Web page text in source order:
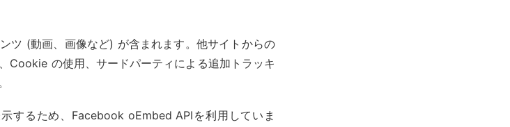
ツ (動画、画像など) が含まれます。他サイトからの
Cookie の使用、サードパーティによる追加トラッキ
するため、Facebook oEmbed APIを利用していま